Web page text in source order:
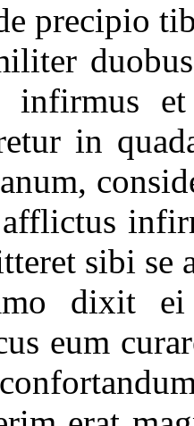
precipio
infirmus
in
afflictus
sibi
dixit ei
eum